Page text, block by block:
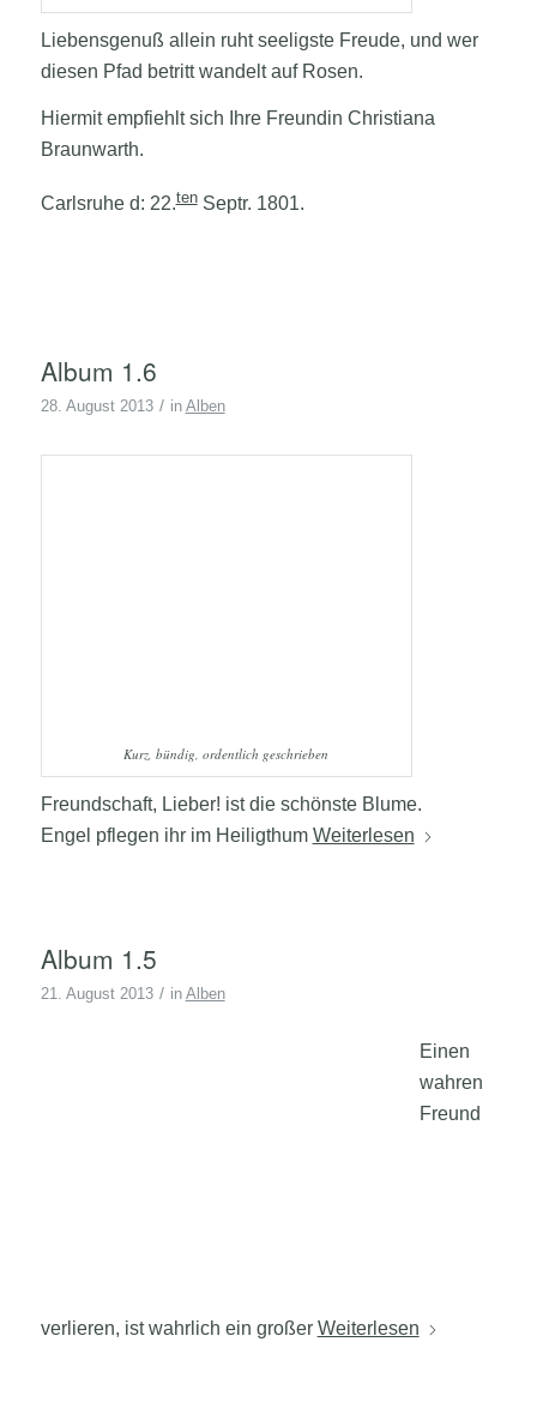
Liebensgenuß allein ruht seeligste Freude, und wer
diesen Pfad betritt wandelt auf Rosen.
Hiermit empfiehlt sich Ihre Freundin Christiana
Braunwarth.
Carlsruhe d: 22.tenSeptr. 1801.
Album 1.6
28. August 2013 / in Alben
Kurz, bündig, ordentlich geschrieben
Freundschaft, Lieber! ist die schönste Blume.
Engel pflegen ihr im Heiligthum Weiterlesen
Album 1.5
21. August 2013 / in Alben
Einen
wahren
Freund
verlieren, ist wahrlich ein großer Weiterlesen